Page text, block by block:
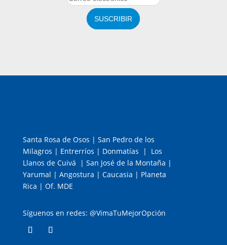
SUSCRIBIR
Santa Rosa de Osos | San Pedro de los
Milagros | Entrerríos | Donmatías | Los
Llanos de Cuivá | San José de la Montaña |
Yarumal | Angostura | Caucasia | Planeta
Rica | Of. MDE
Síguenos en redes: @VimaTuMejorOpción